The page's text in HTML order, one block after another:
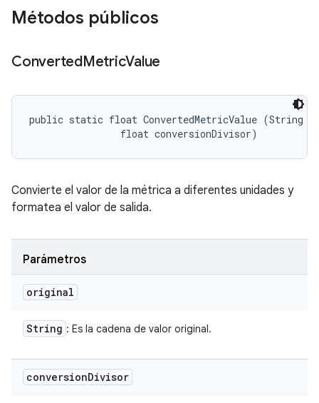
Métodos públicos
ConvertedMetricValue
public static float ConvertedMetricValue (String
                float conversionDivisor)
Convierte el valor de la métrica a diferentes unidades y
formatea el valor de salida.
Parámetros
original
String : Es la cadena de valor original.
conversionDivisor